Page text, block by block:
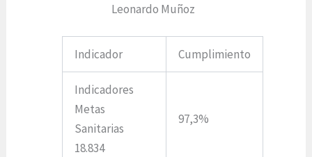
Leonardo Muñoz
Indicador Cumplimiento
Indicadores
Metas
Sanitarias
18.834
97,3%